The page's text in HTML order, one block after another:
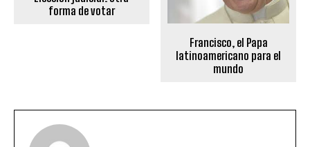
forma de votar
Francisco, el Papa
latinoamericano para el
mundo